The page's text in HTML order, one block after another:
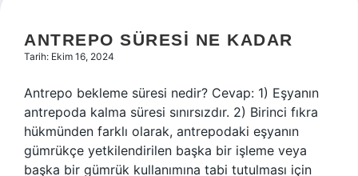
ANTREPO SÜRESI NE KADAR
Tarih: Ekim 16, 2024
Antrepo bekleme süresi nedir? Cevap: 1) Eşyanın
antrepoda kalma süresi sınırsızdır. 2) Birinci fıkra
hükmünden farklı olarak, antrepodaki eşyanın
gümrükçe yetkilendirilen başka bir işleme veya
başka bir gümrük kullanımına tabi tutulması için